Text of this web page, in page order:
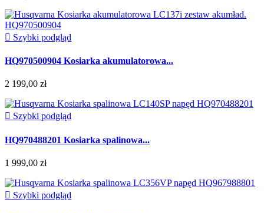
 Szybki podgląd
HQ970500904 Kosiarka akumulatorowa...
2 199,00 zł
 Szybki podgląd
HQ970488201 Kosiarka spalinowa...
1 999,00 zł
 Szybki podgląd